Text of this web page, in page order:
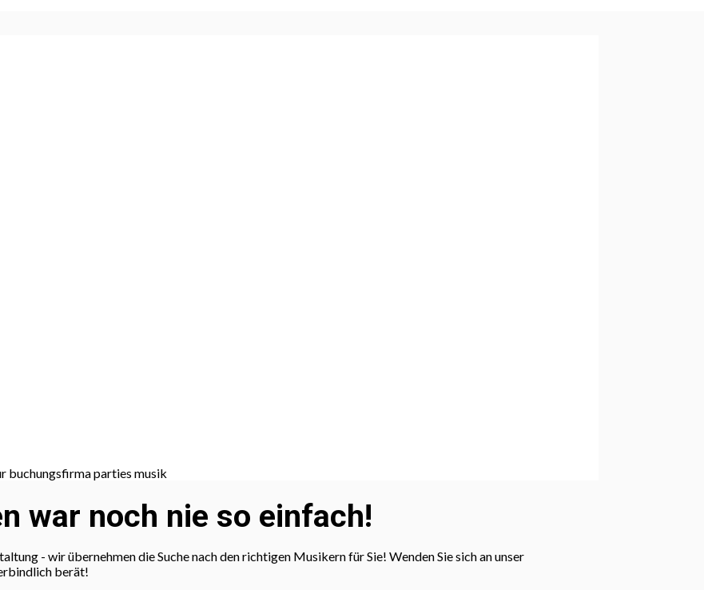
war noch nie so einfach!
- wir übernehmen die Suche nach den richtigen Musikern für Sie! Wenden Sie sich an unser
berät!